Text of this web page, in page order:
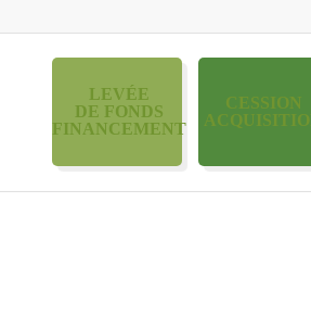
LEVÉE
DE FONDS
FINANCEMENT
CESSION